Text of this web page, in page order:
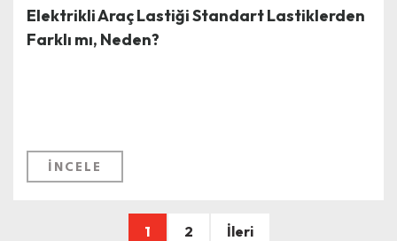
Elektrikli Araç Lastiği Standart Lastiklerden
Farklı mı, Neden?
İNCELE
1 2 İleri